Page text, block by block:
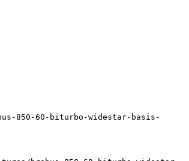
850-60-biturbo-widestar-basis-